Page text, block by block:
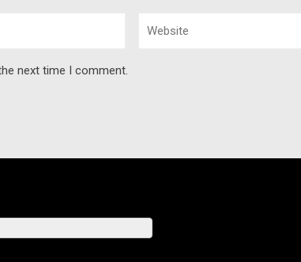
next time I comment.